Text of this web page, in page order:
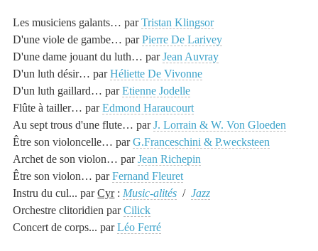
Lesmusiciens galants… parTristan Klingsor
D'une viole de gambe… parPierre De Larivey
D'une dame jouant du luth… parJean Auvray
D'un luth désir… parHéliette De Vivonne
D'un luth gaillard… parEtienne Jodelle
Flûte à tailler… parEdmond Haraucourt
Au sept trous d'une flute… parJ. Lorrain & W. Von Gloeden
Être son violoncelle… parG.Franceschini & P.wecksteen
Archet de son violon… parJean Richepin
Être son violon… parFernand Fleuret
Instru du cul... parCyr: Music-alités /Jazz
Orchestre clitoridien parCilick
Concert de corps... parLéo Ferré